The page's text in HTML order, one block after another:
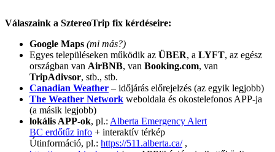
Válaszaink a SztereoTrip fix kérdéseire:
Google Maps (mi más?)
Egyes településeken működik az ÜBER, a LYFT, az egész
országban van AirBNB, van Booking.com, van
TripAdivsor, stb., stb.
Canadian Weather – időjárás előrejelzés (az egyik legjobb)
The Weather Network weboldala és okostelefonos APP-ja
(a másik legjobb)
lokális APP-ok, pl.: Alberta Emergency Alert
BC erdőtűz info + interaktív térkép
Útinformáció, pl.: https://511.alberta.ca/,